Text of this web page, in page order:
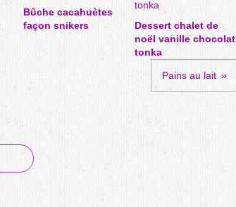
Bûche cacahuètes
façon snikers
Dessert chalet de
noël vanille chocolat
tonka
Pains au lait